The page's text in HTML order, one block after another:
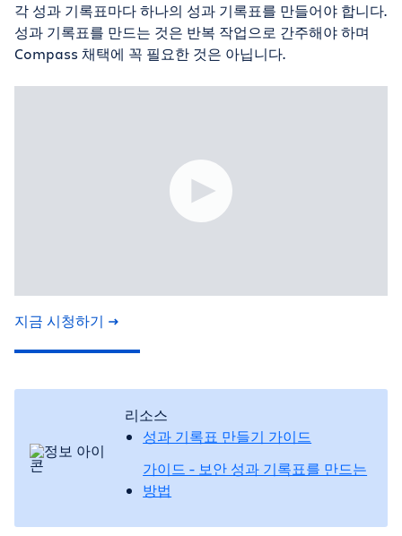
각 성과 기록표마다 하나의 성과 기록표를 만들어야 합니다.
성과 기록표를 만드는 것은 반복 작업으로 간주해야 하며
Compass 채택에 꼭 필요한 것은 아닙니다.
지금 시청하기
리소스
성과 기록표 만들기 가이드
가이드 - 보안 성과 기록표를 만드는
방법